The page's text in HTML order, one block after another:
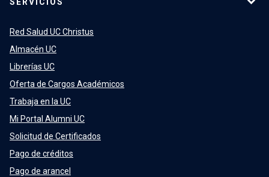
Red Salud UC Christus
Almacén UC
Librerías UC
Oferta de Cargos Académicos
Trabaja en la UC
Mi Portal Alumni UC
Solicitud de Certificados
Pago de créditos
Pago de arancel